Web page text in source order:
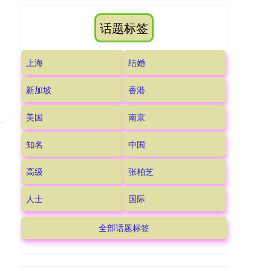
话题标签
上海 结婚
新加坡 香港
美国 南京
知名 中国
高级 张柏芝
人士 国际
全部话题标签